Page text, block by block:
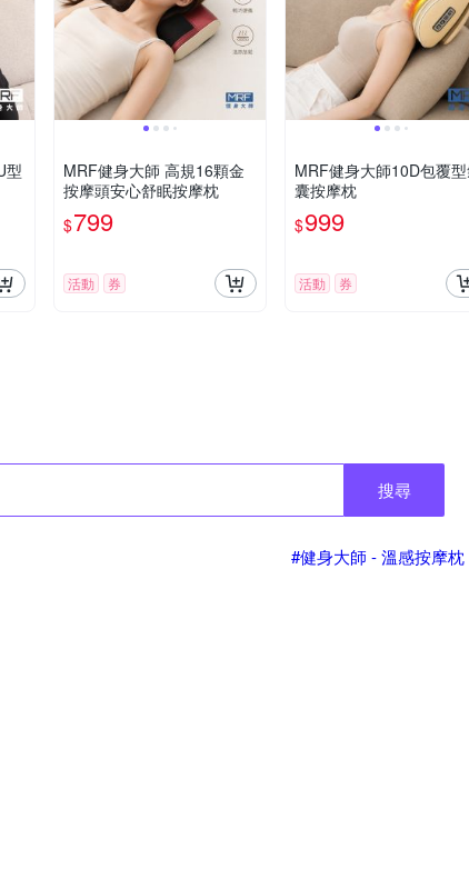
型
MRF健身大師 高規16顆金
按摩頭安心舒眠按摩枕
$799
活動 券
MRF健身大師10D包覆
囊按摩枕
$999
活動 券
搜尋
#健身大師 - 溫感按摩枕